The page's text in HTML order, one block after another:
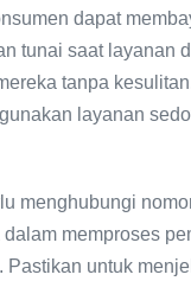
dapat
tunai saat layanan
tanpa
layanan
menghubungi
memproses
untuk